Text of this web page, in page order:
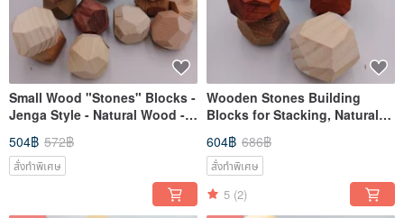
Small Wood "Stones" Blocks -
Jenga Style - Natural Wood -
Unfinished - Made in Taiwan
504฿ 572฿
สั่งทำพิเศษ
Wooden Stones Building
Blocks for Stacking, Natural
Wood, Unfinished, Made in
Taiwan
604฿ 686฿
สั่งทำพิเศษ
5 (2)